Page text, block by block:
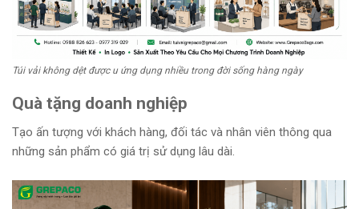
Túi vải không dệt được u ứng dụng nhiều trong đời sống hàng ngày
Quà tặng doanh nghiệp
Tạo ấn tượng với khách hàng, đối tác và nhân viên thông qua
những sản phẩm có giá trị sử dụng lâu dài.